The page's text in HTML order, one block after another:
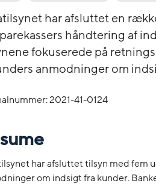
har afsluttet en
håndtering af
fokuserede på
anmodninger om
2021-41-0124
har afsluttet tilsyn med fem
om indsigt fra kunder.